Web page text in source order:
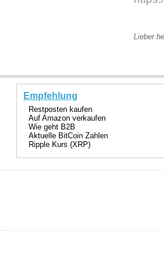
Lieber
Empfehlung
Restposten kaufen
Auf Amazon verkaufen
Wie geht B2B
Aktuelle BitCoin Zahlen
Ripple Kurs (XRP)